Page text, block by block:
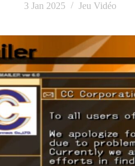
3 Jan 2025 Jeu Vidéo